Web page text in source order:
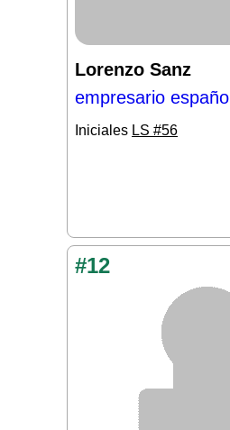
Lorenzo Sanz
empresario español
Iniciales LS #56
#12